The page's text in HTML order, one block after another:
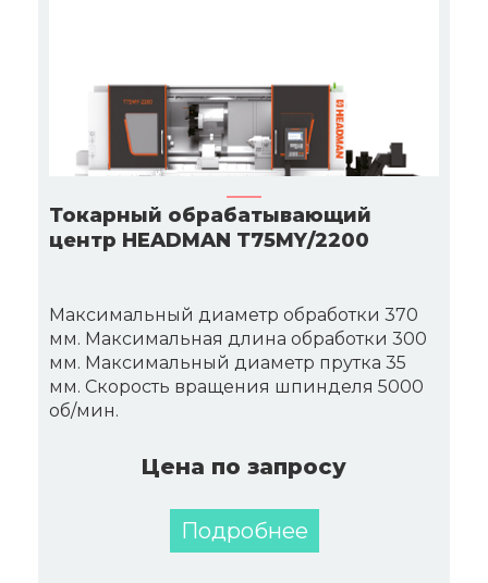
Токарный обрабатывающий
центр HEADMAN Т75MY/2200
Максимальный диаметр обработки 370
мм. Максимальная длина обработки 300
мм. Максимальный диаметр прутка 35
мм. Скорость вращения шпинделя 5000
об/мин.
Цена по запросу
Подробнее